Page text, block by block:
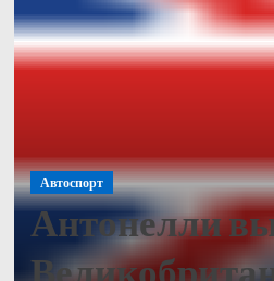
Автоспорт
Антонелли